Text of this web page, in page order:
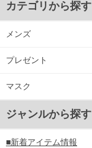
カテゴリから探す
メンズ
プレゼント
マスク
ジャンルから探す
■新着アイテム情報